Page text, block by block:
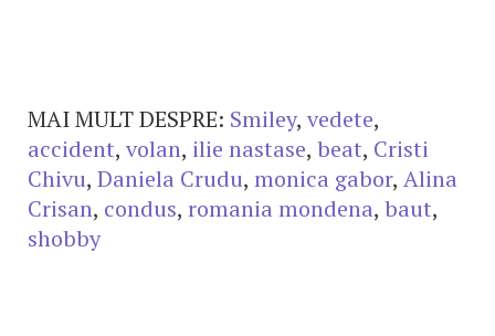
MAI MULT DESPRE: Smiley, vedete,
accident, volan, ilie nastase, beat, Cristi
Chivu, Daniela Crudu, monica gabor, Alina
Crisan, condus, romania mondena, baut,
shobby